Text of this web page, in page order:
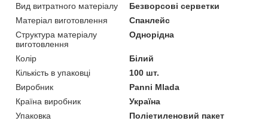
Вид витратного матеріалу
Безворсові серветки
Матеріал виготовлення
Спанлейс
Структура матеріалу
виготовлення
Однорідна
Колір
Білий
Кількість в упаковці
100 шт.
Виробник
Panni Mlada
Країна виробник
Україна
Упаковка
Поліетиленовий пакет